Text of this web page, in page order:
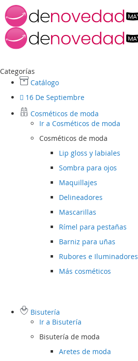
Categorías
Catálogo
16 De Septiembre
Cosméticos de moda
Ir a Cosméticos de moda
Cosméticos de moda
Lip gloss y labiales
Sombra para ojos
Maquillajes
Delineadores
Mascarillas
Rímel para pestañas
Barniz para uñas
Rubores e Iluminadores
Más cosméticos
Bisutería
Ir a Bisutería
Bisutería de moda
Aretes de moda